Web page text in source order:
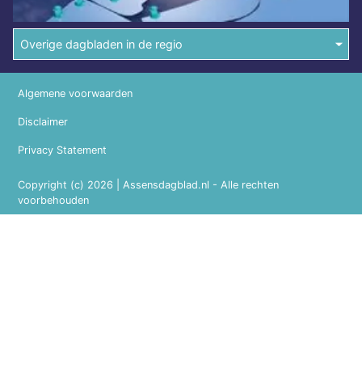
Overige dagbladen in de regio
Copyright (c) 2026 | Assensdagblad.nl - Alle rechten
voorbehouden
Algemene voorwaarden
Disclaimer
Privacy Statement